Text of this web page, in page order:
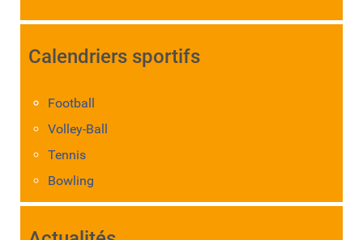
Calendriers sportifs
Football
Volley-Ball
Tennis
Bowling